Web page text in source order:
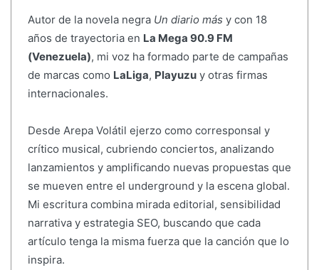
Autor de la novela negra Un diario más y con 18
años de trayectoria en La Mega 90.9 FM
(Venezuela), mi voz ha formado parte de campañas
de marcas como LaLiga, Playuzuy otras firmas
internacionales.
Desde Arepa Volátil ejerzo como corresponsal y
crítico musical, cubriendo conciertos, analizando
lanzamientos y amplificando nuevas propuestas que
se mueven entre el underground y la escena global.
Mi escritura combina mirada editorial, sensibilidad
narrativa y estrategia SEO, buscando que cada
artículo tenga la misma fuerza que la canción que lo
inspira.